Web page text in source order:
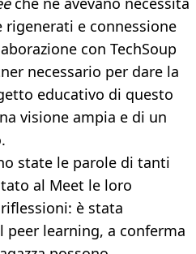
e connessione
con TechSoup
necessario per dare la
educativo di questo
visione ampia e di un
state le parole di tanti
al Meet le loro
è stata
peer learning, a conferma